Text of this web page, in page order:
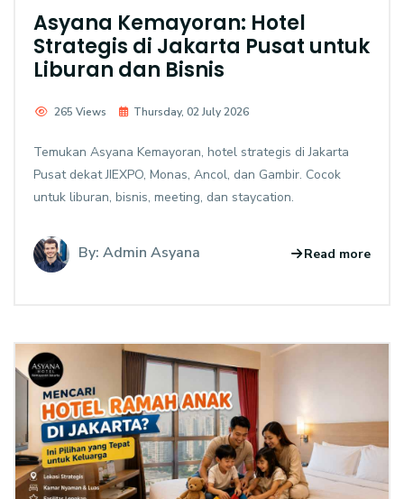
Asyana Kemayoran: Hotel
Strategis di Jakarta Pusat untuk
Liburan dan Bisnis
265 Views Thursday, 02 July 2026
Temukan Asyana Kemayoran, hotel strategis di Jakarta
Pusat dekat JIEXPO, Monas, Ancol, dan Gambir. Cocok
untuk liburan, bisnis, meeting, dan staycation.
By: Admin Asyana Read more